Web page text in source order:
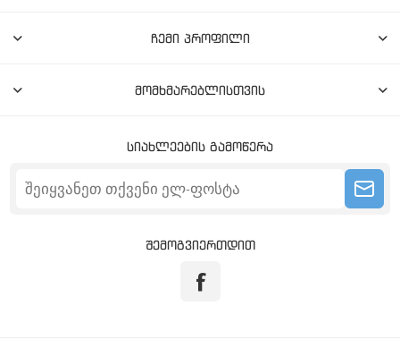
ჩემი პროფილი
მომხმარებლისთვის
სიახლეების გამოწერა
შემოგვიერთდით